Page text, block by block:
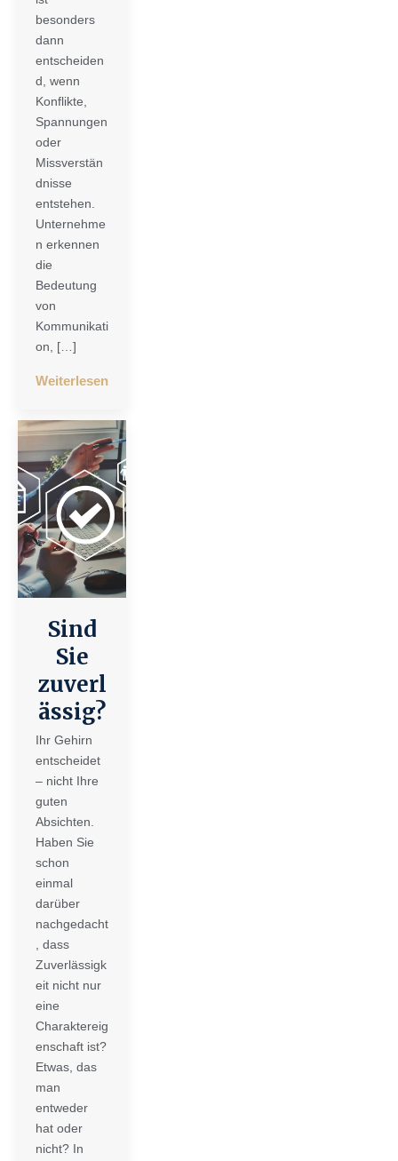
besonders
dann
entscheiden
d, wenn
Konflikte,
Spannungen
oder
Missverstän
dnisse
entstehen.
Unternehme
n erkennen
die
Bedeutung
von
Kommunikati
on, […]
Weiterlesen
Sind
Sie
zuverl
ässig?
Ihr Gehirn
entscheidet
– nicht Ihre
guten
Absichten.
Haben Sie
schon
einmal
darüber
nachgedacht
, dass
Zuverlässigk
eit nicht nur
eine
Charaktereig
enschaft ist?
Etwas, das
man
entweder
hat oder
nicht? In